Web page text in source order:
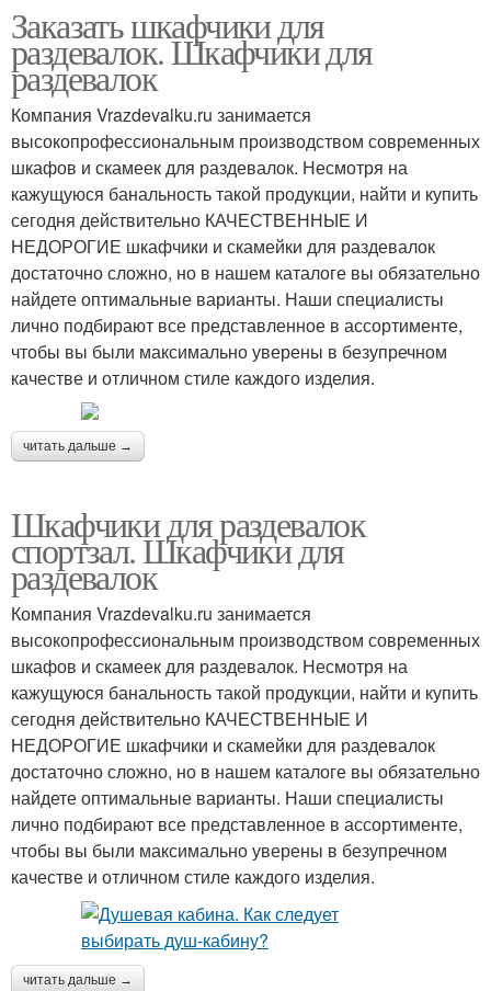
Заказать шкафчики для
раздевалок. Шкафчики для
раздевалок
Компания Vrazdevalku.ru занимается
высокопрофессиональным производством современных
шкафов и скамеек для раздевалок. Несмотря на
кажущуюся банальность такой продукции, найти и купить
сегодня действительно КАЧЕСТВЕННЫЕ И
НЕДОРОГИЕ шкафчики и скамейки для раздевалок
достаточно сложно, но в нашем каталоге вы обязательно
найдете оптимальные варианты. Наши специалисты
лично подбирают все представленное в ассортименте,
чтобы вы были максимально уверены в безупречном
качестве и отличном стиле каждого изделия.
читать дальше →
Шкафчики для раздевалок
спортзал. Шкафчики для
раздевалок
Компания Vrazdevalku.ru занимается
высокопрофессиональным производством современных
шкафов и скамеек для раздевалок. Несмотря на
кажущуюся банальность такой продукции, найти и купить
сегодня действительно КАЧЕСТВЕННЫЕ И
НЕДОРОГИЕ шкафчики и скамейки для раздевалок
достаточно сложно, но в нашем каталоге вы обязательно
найдете оптимальные варианты. Наши специалисты
лично подбирают все представленное в ассортименте,
чтобы вы были максимально уверены в безупречном
качестве и отличном стиле каждого изделия.
читать дальше →